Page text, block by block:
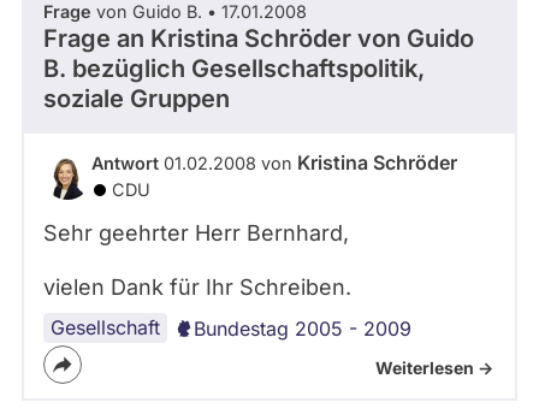
Frage von Guido B. • 17.01.2008
Frage an Kristina Schröder von Guido
B. bezüglich Gesellschaftspolitik,
soziale Gruppen
Antwort 01.02.2008 von Kristina Schröder
CDU
Sehr geehrter Herr Bernhard,
vielen Dank für Ihr Schreiben.
Gesellschaft Bundestag 2005 - 2009
Weiterlesen ->